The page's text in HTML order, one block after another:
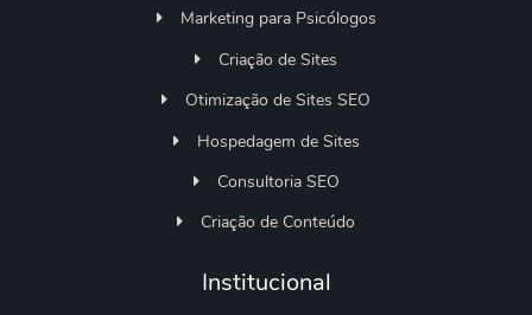
Marketing para Psicólogos
Criação de Sites
Otimização de Sites SEO
Hospedagem de Sites
Consultoria SEO
Criação de Conteúdo
Institucional